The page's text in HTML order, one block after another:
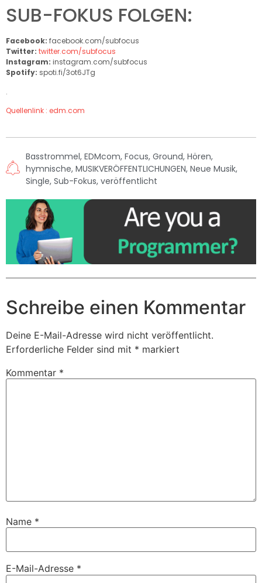
SUB-FOKUS FOLGEN:
Facebook: facebook.com/subfocus
Twitter: twitter.com/subfocus
Instagram: instagram.com/subfocus
Spotify: spoti.fi/3ot6JTg
.
Quellenlink : edm.com
Basstrommel, EDMcom, Focus, Ground, Hören,
hymnische, MUSIKVERÖFFENTLICHUNGEN, Neue Musik,
Single, Sub-Fokus, veröffentlicht
Schreibe einen Kommentar
Deine E-Mail-Adresse wird nicht veröffentlicht.
Erforderliche Felder sind mit * markiert
Kommentar *
Name *
E-Mail-Adresse *